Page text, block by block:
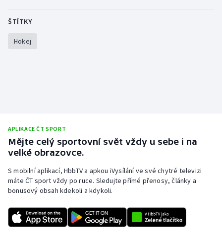
Gymnastika
Házená
Lezení
Lyže a snowboard
Moderní pětiboj
Motorsport
ŠTÍTKY
Hokej
APLIKACE ČT SPORT
Mějte celý sportovní svět vždy u sebe i na
velké obrazovce.
S mobilní aplikací, HbbTV a apkou iVysílání ve své chytré televizi
máte ČT sport vždy po ruce. Sledujte přímé přenosy, články a
bonusový obsah kdekoli a kdykoli.